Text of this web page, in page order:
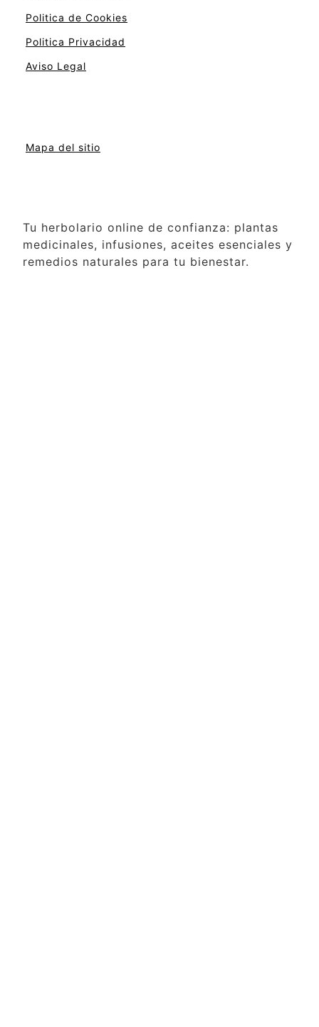
Politica de Cookies
Politica Privacidad
Aviso Legal
Mapa del sitio
Tu herbolario online de confianza: plantas
medicinales, infusiones, aceites esenciales y
remedios naturales para tu bienestar.